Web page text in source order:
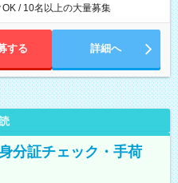
/ 10名以上の大量募集
する 詳細へ
分証チェック・手荷